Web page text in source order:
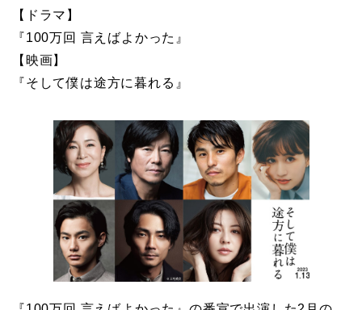
【ドラマ】
『100万回 言えばよかった』
【映画】
『そして僕は途方に暮れる』